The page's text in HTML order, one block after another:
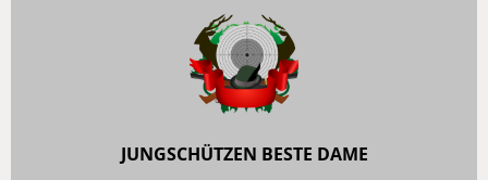
JUNGSCHÜTZEN BESTE DAME